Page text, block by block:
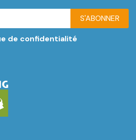
S'ABONNER
de confidentialité